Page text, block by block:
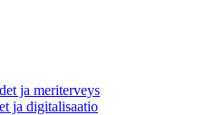
ja meriterveys
ja digitalisaatio